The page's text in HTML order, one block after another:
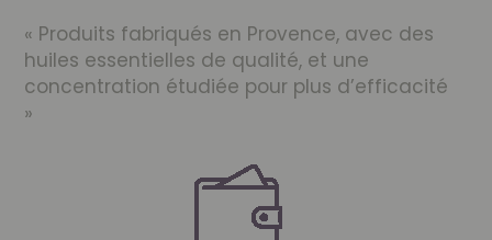
« Produits fabriqués en Provence, avec des
huiles essentielles de qualité, et une
concentration étudiée pour plus d’efficacité
»